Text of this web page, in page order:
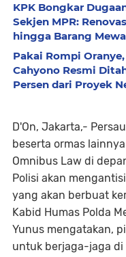
KPK Bongkar
Sekjen MPR:
hingga Barang
Pakai Rompi
Cahyono Resmi
Persen dari Proyek
D'On, Jakarta,-
beserta ormas
Omnibus Law di
Polisi akan
yang akan berbuat
Kabid Humas Polda
Yunus mengatakan,
untuk berjaga-jaga